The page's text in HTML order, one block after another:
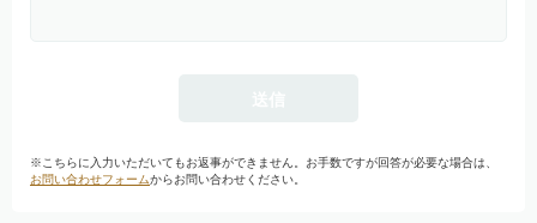
※こちらに入力いただいてもお返事ができません。お手数ですが回答が必要な場合は、
お問い合わせフォームからお問い合わせください。